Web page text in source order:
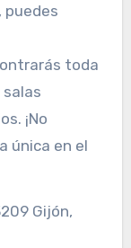
puedes
toda
¡No
única en el
Gijón,